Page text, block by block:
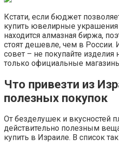
Кстати, если бюджет
купить ювелирные
находится алмазная биржа,
стоят дешевле, чем в России.
совет – не покупайте изделия
только официальные
Что привезти из
полезных покупок
От безделушек и вкусностей
действительно полезным
купить в Израиле. В список